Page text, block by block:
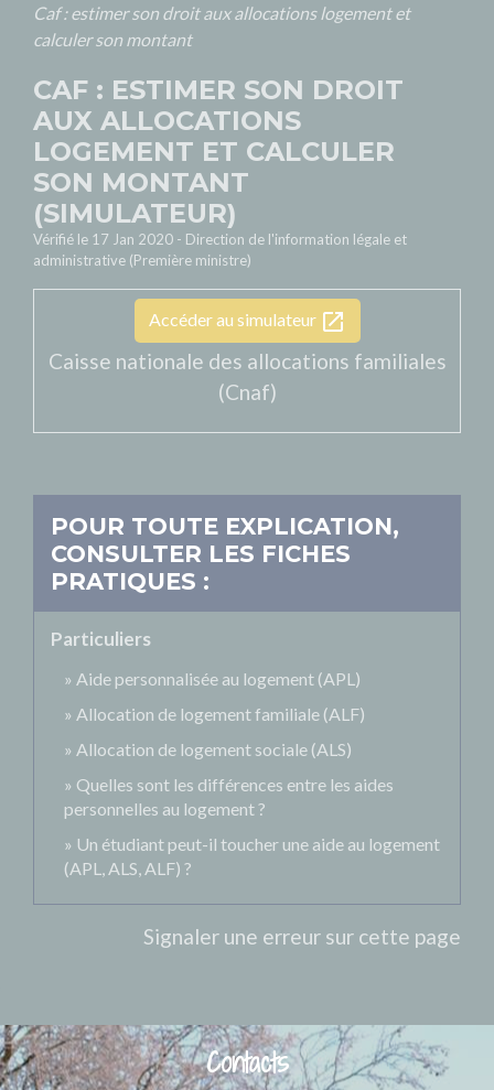
Caf : estimer son droit aux allocations logement et
calculer son montant
CAF : ESTIMER SON DROIT
AUX ALLOCATIONS
LOGEMENT ET CALCULER
SON MONTANT
(SIMULATEUR)
Vérifié le 17 Jan 2020 - Direction de l'information légale et
administrative (Première ministre)
Accéder au simulateur open_in_new
Caisse nationale des allocations familiales
(Cnaf)
POUR TOUTE EXPLICATION,
CONSULTER LES FICHES
PRATIQUES :
Particuliers
Aide personnalisée au logement (APL)
Allocation de logement familiale (ALF)
Allocation de logement sociale (ALS)
Quelles sont les différences entre les aides
personnelles au logement ?
Un étudiant peut-il toucher une aide au logement
(APL, ALS, ALF) ?
Signaler une erreur sur cette page
Contacts